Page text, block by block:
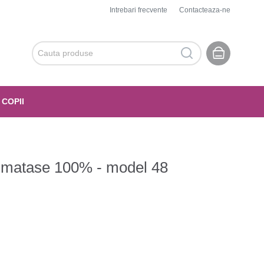
Intrebari frecvente Contacteaza-ne
100% - model 48